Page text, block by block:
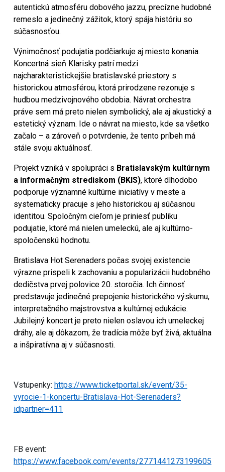
autentickú atmosféru dobového jazzu, precízne hudobné
remeslo a jedinečný zážitok, ktorý spája históriu so
súčasnosťou.
Výnimočnosť podujatia podčiarkuje aj miesto konania.
Koncertná sieň Klarisky patrí medzi
najcharakteristickejšie bratislavské priestory s
historickou atmosférou, ktorá prirodzene rezonuje s
hudbou medzivojnového obdobia. Návrat orchestra
práve sem má preto nielen symbolický, ale aj akustický a
estetický význam. Ide o návrat na miesto, kde sa všetko
začalo – a zároveň o potvrdenie, že tento príbeh má
stále svoju aktuálnosť.
Projekt vzniká v spolupráci s Bratislavským kultúrnym
a informačným strediskom (BKIS), ktoré dlhodobo
podporuje významné kultúrne iniciatívy v meste a
systematicky pracuje s jeho historickou aj súčasnou
identitou. Spoločným cieľom je priniesť publiku
podujatie, ktoré má nielen umeleckú, ale aj kultúrno-
spoločenskú hodnotu.
Bratislava Hot Serenaders počas svojej existencie
výrazne prispeli k zachovaniu a popularizácii hudobného
dedičstva prvej polovice 20. storočia. Ich činnosť
predstavuje jedinečné prepojenie historického výskumu,
interpretačného majstrovstva a kultúrnej edukácie.
Jubilejný koncert je preto nielen oslavou ich umeleckej
dráhy, ale aj dôkazom, že tradícia môže byť živá, aktuálna
a inšpiratívna aj v súčasnosti.
Vstupenky: https://www.ticketportal.sk/event/35-
vyrocie-1-koncertu-Bratislava-Hot-Serenaders?
idpartner=411
FB event:
https://www.facebook.com/events/2771441273199605